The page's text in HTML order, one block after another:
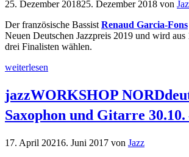
25. Dezember 201825. Dezember 2018 von
Der französische Bassist Renaud Garcia-Fons
Neuen Deutschen Jazzpreis 2019 und wird aus
drei Finalisten wählen.
weiterlesen
jazzWORKSHOP
Saxophon und Gitarre 30.10.
17. April 20216. Juni 2017 von Jazz